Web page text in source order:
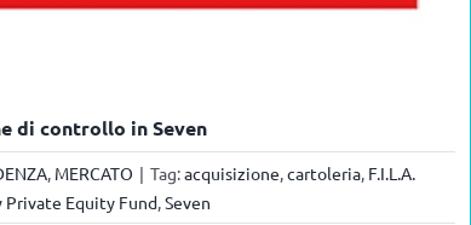
di controllo in Seven
, MERCATO | Tag:acquisizione,cartoleria, F.I.L.A.
Private Equity Fund,Seven